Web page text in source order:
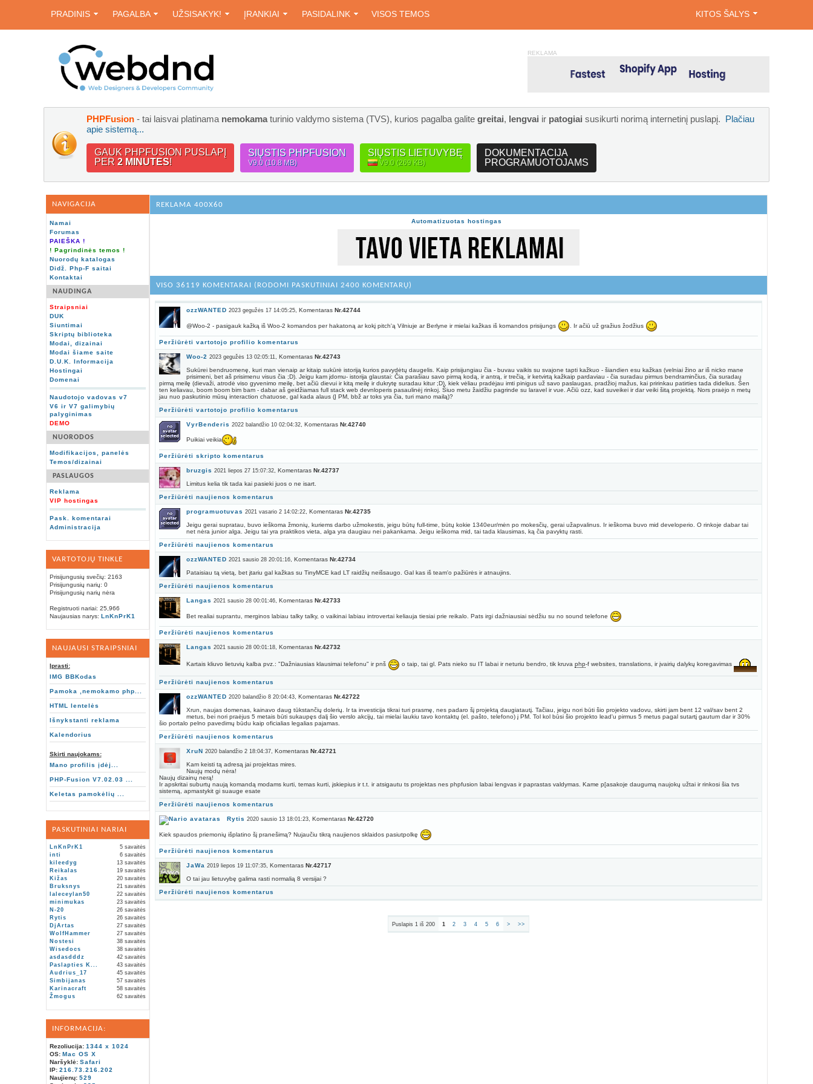
PRADINIS PAGALBA UŽSISAKYK! ĮRANKIAI PASIDALINK VISOS TEMOS KITOS ŠALYS
REKLAMA
PHPFusion - tai laisvai platinama nemokama turinio valdymo sistema (TVS), kurios pagalba galite greitai, lengvai ir patogiai susikurti norimą internetinį puslapį. Plačiau
apie sistemą...
GAUK PHPFUSION PUSLAPĮ
PER 2 MINUTES!
SIŲSTIS PHPFUSION
V9.0 (10.8 MB)
SIŲSTIS LIETUVYBĘ
V9.0 (269 KB)
DOKUMENTACIJA
PROGRAMUOTOJAMS
NAVIGACIJA
Namai
Forumas
PAIEŠKA !
! Pagrindinės temos !
Nuorodų katalogas
Didž. Php-F saitai
Kontaktai
NAUDINGA
Straipsniai
DUK
Siuntimai
Skriptų biblioteka
Modai, dizainai
Modai šiame saite
D.U.K. Informacija
Hostingai
Domenai
Naudotojo vadovas v7
V6 ir V7 galimybių
palyginimas
DEMO
NUORODOS
Modifikacijos, panelės
Temos/dizainai
PASLAUGOS
Reklama
VIP hostingas
Pask. komentarai
Administracija
VARTOTOJŲ TINKLE
Prisijungusių svečių: 2163
Prisijungusių narių: 0
Prisijungusių narių nėra
Registruoti nariai: 25,966
Naujausias narys: LnKnPrK1
NAUJAUSI STRAIPSNIAI
Įprasti:
IMG BBKodas
Pamoka ,nemokamo php...
HTML lentelės
Išnykstanti reklama
Kalendorius
Skirti naujokams:
Mano profilis įdėj...
PHP-Fusion V7.02.03 ...
Keletas pamokėlių ...
PASKUTINIAI NARIAI
LnKnPrK1
5 savaitės
inti
6 savaitės
kileedyg
13 savaitės
Reikalas
19 savaitės
Kižas
20 savaitės
Bruksnys
21 savaitės
laleceylan50
22 savaitės
minimukas
23 savaitės
N-20
26 savaitės
Rytis
26 savaitės
DjArtas
27 savaitės
WolfHammer
27 savaitės
Nostesi
38 savaitės
Wisedocs
38 savaitės
asdasdddz
42 savaitės
Paslapties K...
43 savaitės
Audrius_17
45 savaitės
Simbijanas
57 savaitės
Karinacraft
58 savaitės
Žmogus
62 savaitės
INFORMACIJA:
Rezoliucija: 1344 x 1024
OS: Mac OS X
Naršyklė: Safari
IP: 216.73.216.202
Naujienų: 529
REKLAMA 400X60
Automatizuotas hostingas
VISO 36119 KOMENTARAI (RODOMI PASKUTINIAI 2400 KOMENTARŲ)
ozzWANTED 2023 gegužės 17 14:05:25, Komentaras Nr.42744
@Woo-2 - pasigauk kažką iš Woo-2 komandos per hakatoną ar kokį pitch'ą Vilniuje ar Berlyne ir mielai kažkas iš komandos prisijungs . Ir ačiū už gražius žodžius
Peržiūrėti vartotojo profilio komentarus
Woo-2 2023 gegužės 13 02:05:11 , Komentaras Nr.42743
Sukūrei bendruomenę, kuri man vienaip ar kitaip sukūrė istoriją kurios pavydėtų daugelis. Kaip prisijungiau čia - buvau vaikis su svajone tapti kažkuo - šiandien esu kažkas (velniai žino ar iš nicko mane
prisimeni, bet aš prisimenu visus čia ;D). Jeigu kam įdomu- istorija glaustai: Čia parašiau savo pirmą kodą, ir antrą, ir trečią, ir ketvirtą kažkaip pardaviau - čia suradau pirmus bendraminčius, čia suradau
pirmą meilę (dievaži, atrodė viso gyvenimo meilę, bet ačiū dievui ir kitą meilę ir dukrytę suradau kitur ;D), kiek vėliau pradėjau imti pinigus už savo paslaugas, pradžioj mažus, kai pririnkau patirties tada didelius. Šen
ten keliavau, boom boom bim bam - dabar aš geidžiamas full stack web devnloperis pasaulinėj rinkoj. Šiuo metu žaidžiu pagrinde su laravel ir vue. Ačiū ozz, kad suveikei ir dar veiki šitą projektą. Nors praėjo n metų
jau nuo paskutinio mūsų interaction chatuose, gal kada alaus (Į PM, bbž ar toks yra čia, turi mano mailą)?
Peržiūrėti vartotojo profilio komentarus
VyrBenderis 2022 balandžio 10 02:04:32, Komentaras Nr.42740
Puikiai veikia
Peržiūrėti skripto komentarus
bruzgis 2021 liepos 27 15:07:32, Komentaras Nr.42737
Limitus kelia tik tada kai pasieki juos o ne isart.
Peržiūrėti naujienos komentarus
programuotuvas 2021 vasario 2 14:02:22, Komentaras Nr.42735
Jeigu gerai supratau, buvo ieškoma žmonių, kuriems darbo užmokestis, jeigu būtų full-time, būtų kokie 1340eur/mėn po mokesčių, gerai užapvalinus. Ir ieškoma buvo mid developerio. O rinkoje dabar tai
net nėra junior alga. Jeigu tai yra praktikos vieta, alga yra daugiau nei pakankama. Jeigu ieškoma mid, tai tada klausimas, ką čia pavyktų rasti.
Peržiūrėti naujienos komentarus
ozzWANTED 2021 sausio 28 20:01:16, Komentaras Nr.42734
Pataisiau tą vietą, bet įtariu gal kažkas su TinyMCE kad LT raidžių neišsaugo. Gal kas iš team'o pažiūrės ir atnaujins.
Peržiūrėti naujienos komentarus
Langas 2021 sausio 28 00:01:46, Komentaras Nr.42733
Bet realiai suprantu, merginos labiau talky talky, o vaikinai labiau introvertai keliauja tiesiai prie reikalo. Pats irgi dažniausiai sėdžiu su no sound telefone
Peržiūrėti naujienos komentarus
Langas 2021 sausio 28 00:01:18, Komentaras Nr.42732
Kartais kliuvo lietuvių kalba pvz.: "Dažniausias klausimai telefonu" ir pnš o taip, tai gl. Pats nieko su IT labai ir neturiu bendro, tik kruva php-f websites, translations, ir įvairių dalykų koregavimas
Peržiūrėti naujienos komentarus
ozzWANTED 2020 balandžio 8 20:04:43, Komentaras Nr.42722
Xrun, naujas domenas, kainavo daug tūkstančių dolerių. Ir ta investicija tikrai turi prasmę, nes padaro šį projektą daugiatautį. Tačiau, jeigu nori būti šio projekto vadovu, skirti jam bent 12 val/sav bent 2
metus, bei nori praėjus 5 metais būti sukaupęs dalį šio verslo akcijų, tai mielai laukiu tavo kontaktų (el. pašto, telefono) į PM. Tol kol būsi šio projekto lead'u pirmus 5 metus pagal sutartį gautum dar ir 30%
šio portalo pelno pavedimų būdu kaip oficialias legalias pajamas.
Peržiūrėti naujienos komentarus
XruN 2020 balandžio 2 18:04:37, Komentaras Nr.42721
Kam keisti tą adresą jai projektas mires.
Naujų modų nėra!
Naujų dizainų nerą!
Ir apskritai suburtų naują komandą modams kurti, temas kurti, įskiepius ir t.t. ir atsigautu ts projektas nes phpfusion labai lengvas ir paprastas valdymas. Kame p[asakoje daugumą naujokų užtai ir rinkosi šia tvs
sistemą, apmastykit gi suauge esate
Peržiūrėti naujienos komentarus
Rytis 2020 sausio 13 18:01:23, Komentaras Nr.42720
Kiek spaudos priemonių išplatino šį pranešimą? Nujaučiu tikrą naujienos sklaidos pasiutpolkę
Peržiūrėti naujienos komentarus
JaWa 2019 liepos 19 11:07:35, Komentaras Nr.42717
O tai jau lietuvybę galima rasti normalią 8 versijai ?
Peržiūrėti naujienos komentarus
Puslapis 1 iš 200 1 2 3 4 5 6 > >>